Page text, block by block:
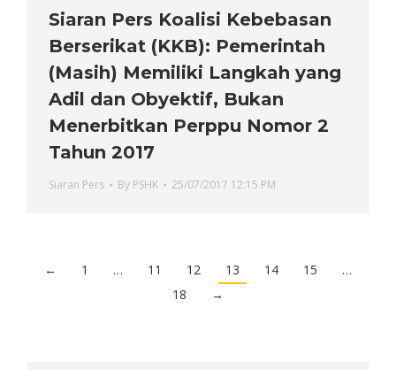
Siaran Pers Koalisi Kebebasan
Berserikat (KKB): Pemerintah
(Masih) Memiliki Langkah yang
Adil dan Obyektif, Bukan
Menerbitkan Perppu Nomor 2
Tahun 2017
Siaran Pers By PSHK 25/07/2017 12:15 PM
← 1 … 11 12 13 14 15
…
18
→